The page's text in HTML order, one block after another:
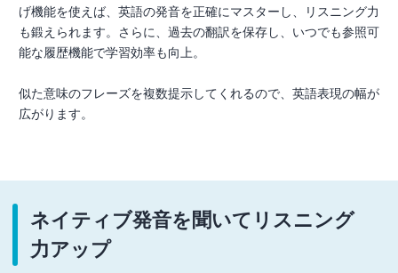
げ機能を使えば、英語の発音を正確にマスターし、リスニング力
も鍛えられます。さらに、過去の翻訳を保存し、いつでも参照可
能な履歴機能で学習効率も向上。
似た意味のフレーズを複数提示してくれるので、英語表現の幅が
広がります。
ネイティブ発音を聞いてリスニング
力アップ